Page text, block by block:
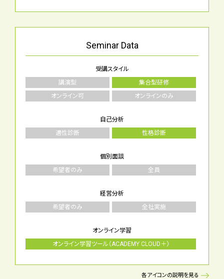
SeminarData
受講スタイル
講演型
集合型研修
オンライン可
オンラインのみ
自己分析
適性診断
性格診断
個別面談
希望者のみ
全員
経営分析
希望者のみ
全社実施
オンライン学習
オンライン学習ツール（ACADEMY CLOUD＋）
各アイコンの説明を見る